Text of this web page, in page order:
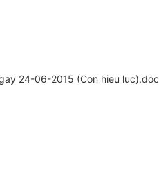
24-06-2015 (Con hieu luc).doc